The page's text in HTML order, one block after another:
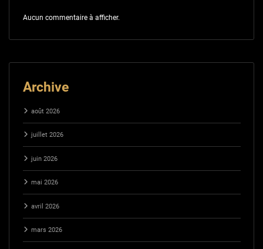
Aucun commentaire à afficher.
Archive
août 2026
juillet 2026
juin 2026
mai 2026
avril 2026
mars 2026